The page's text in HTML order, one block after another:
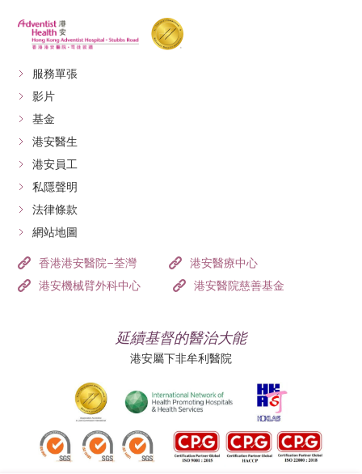
服務單張
影片
基金
港安醫生
港安員工
私隱聲明
法律條款
網站地圖
香港港安醫院–荃灣
港安醫療中心
港安機械臂外科中心
港安醫院慈善基金
延續基督的醫治大能
港安屬下非牟利醫院